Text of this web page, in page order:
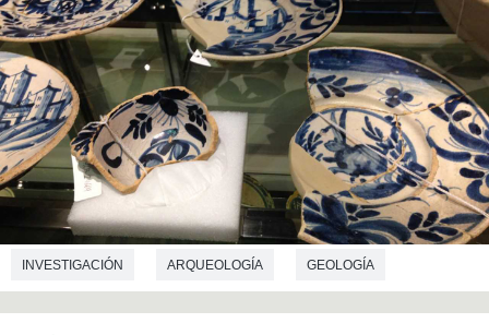
English Català
BUSCAR
INVESTIGACIÓN ARQUEOLOGÍA GEOLOGÍA